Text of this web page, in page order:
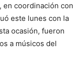
en coordinación con
este lunes con la
ocasión, fueron
a músicos del